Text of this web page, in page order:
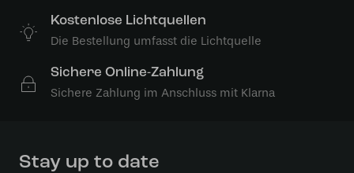
Kostenlose Lichtquellen
Die Bestellung umfasst die Lichtquelle
Sichere Online-Zahlung
Sichere Zahlung im Anschluss mit Klarna
Stay up to date